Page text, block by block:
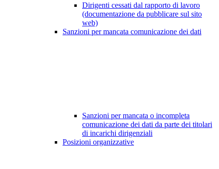
Dirigenti cessati dal rapporto di lavoro
(documentazione da pubblicare sul sito
web)
Sanzioni per mancata comunicazione dei dati
Sanzioni per mancata o incompleta
comunicazione dei dati da parte dei titolari
di incarichi dirigenziali
Posizioni organizzative